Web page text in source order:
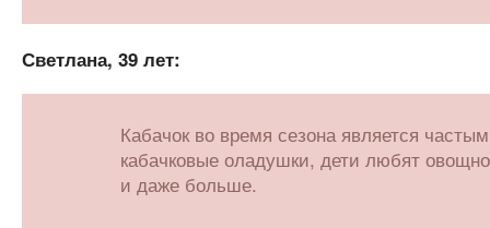
Светлана, 39 лет:
Кабачок во время сезона является
кабачковые оладушки, дети любят
и даже больше.